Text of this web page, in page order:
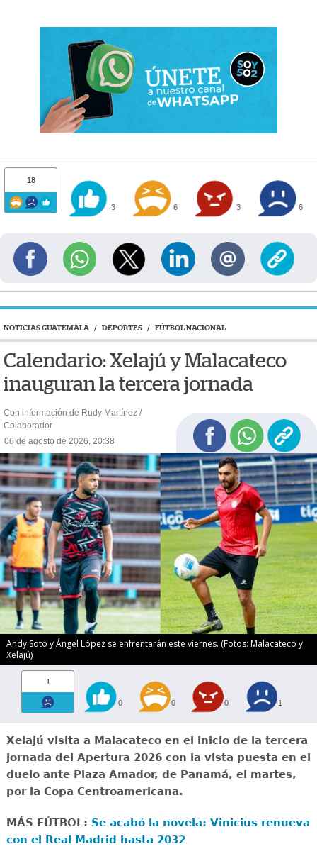
18
3 6 3 6
NOTICIAS GUATEMALA / DEPORTES / FÚTBOL NACIONAL
Calendario: Xelajú y Malacateco
inauguran la tercera jornada
Con información de Rudy Martínez /
Colaborador
06 de agosto de 2026, 20:38
Andy Soto y Ángel López se enfrentarán este viernes. (Fotos: Malacateco y
Xelajú)
1
0 0 0 1
Xelajú visita a Malacateco en el inicio de la tercera
jornada del Apertura 2026 con la vista puesta en el
duelo ante Plaza Amador, de Panamá, el martes,
por la Copa Centroamericana.
MÁS FÚTBOL: Se acabó la novela: Vinicius renueva
con el Real Madrid hasta 2032